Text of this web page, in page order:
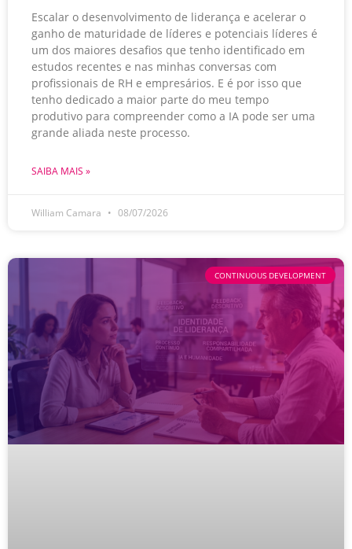
Escalar o desenvolvimento de liderança e acelerar o
ganho de maturidade de líderes e potenciais líderes é
um dos maiores desafios que tenho identificado em
estudos recentes e nas minhas conversas com
profissionais de RH e empresários. E é por isso que
tenho dedicado a maior parte do meu tempo
produtivo para compreender como a IA pode ser uma
grande aliada neste processo.
SAIBA MAIS »
William Camara 08/07/2026
CONTINUOUS DEVELOPMENT